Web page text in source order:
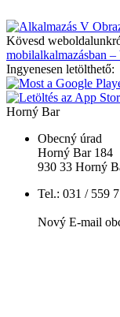
Kövesd
mobilalkalmazásban
Ingyenesen letölthető:
Horný Bar
Obecný úrad
Horný Bar 184
930 33 Horný
Tel.: 031 / 559
Nový E-mail